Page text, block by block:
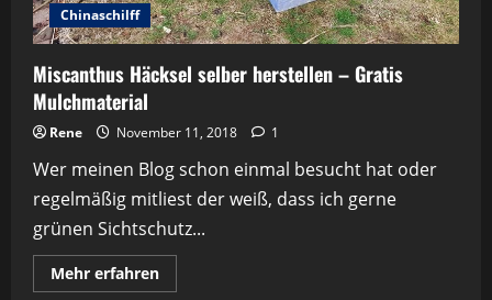
Chinaschilff
Miscanthus Häcksel selber herstellen – Gratis
Mulchmaterial
Rene November 11, 2018 1
Wer meinen Blog schon einmal besucht hat oder
regelmäßig mitliest der weiß, dass ich gerne
grünen Sichtschutz...
Mehr erfahrenMehr
Informationen